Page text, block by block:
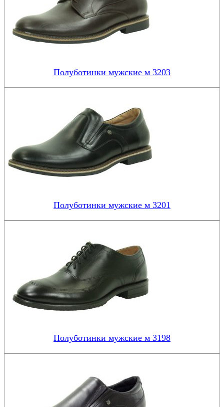
Полуботинки мужские м 3203
Полуботинки мужские м 3201
Полуботинки мужские м 3198